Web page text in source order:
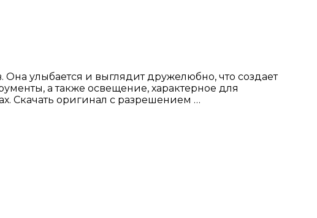
улыбается и выглядит дружелюбно, что создает
а также освещение, характерное для
Скачать оригинал с разрешением …